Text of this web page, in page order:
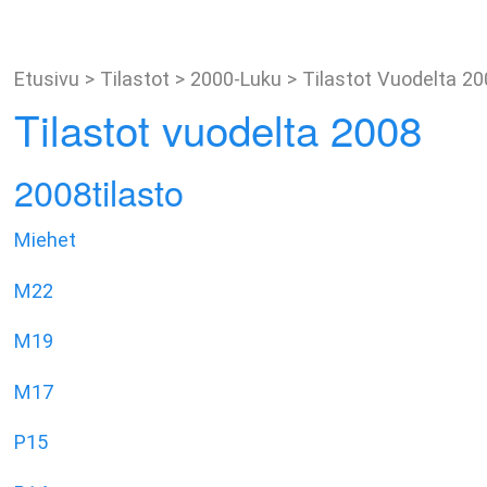
Etusivu > Tilastot > 2000-Luku > Tilastot Vuodelta
Tilastot vuodelta 2008
2008tilasto
Miehet
M22
M19
M17
P15